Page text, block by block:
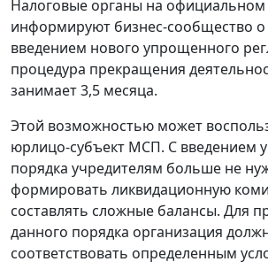
Налоговые органы на официальном
информируют бизнес-сообщество о
введением нового упрощенного
процедура прекращения
занимает 3,5 месяца.
Этой возможностью может
юрлицо-субъект МСП. С введением
порядка учредителям больше не
формировать ликвидационную
составлять сложные балансы. Для
данного порядка организация
соответствовать определенным